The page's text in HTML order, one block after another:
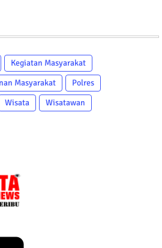
Kegiatan Masyarakat
Masyarakat
Polres
Wisata
Wisatawan